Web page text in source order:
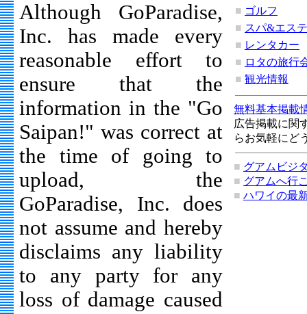
Although GoParadise,
Inc. has made every
reasonable effort to
ensure that the
information in the "Go
Saipan!" was correct at
the time of going to
upload, the
GoParadise, Inc. does
not assume and hereby
disclaims any liability
to any party for any
loss of damage caused
■ ゴルフ
■ スパ&エステ
■ レンタカー
■ ロタの旅行
■ 観光情報
無料基本掲載
広告掲載に関
らお気軽にど
■ グアムビジ
■ グアムへ行
■ ハワイの最